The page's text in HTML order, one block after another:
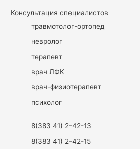
Консультация специалистов
травмотолог-ортопед
невролог
терапевт
врач ЛФК
врач-физиотерапевт
психолог
8(383 41) 2-42-13
8(383 41) 2-42-15